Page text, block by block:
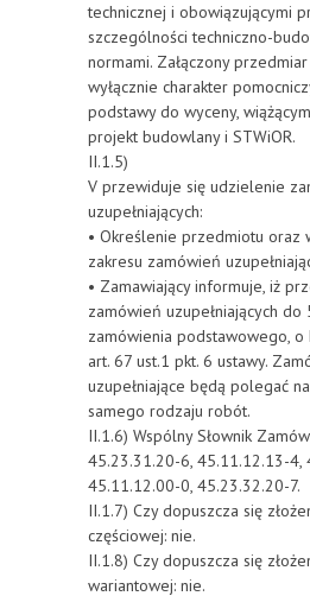
technicznej i obowiązującymi
szczególności techniczno-
normami. Załączony
wyłącznie charakter
podstawy do wyceny,
projekt budowlany i STWiOR.
II.1.5)
V przewiduje się udzielenie
uzupełniających:
• Określenie przedmiotu oraz
zakresu zamówień
• Zamawiający informuje, iż
zamówień uzupełniających do
zamówienia podstawowego,
art. 67 ust.1 pkt. 6 ustawy.
uzupełniające będą polegać
samego rodzaju robót.
II.1.6) Wspólny Słownik
45.23.31.20-6, 45.11.12.13-4,
45.11.12.00-0, 45.23.32.20-7.
II.1.7) Czy dopuszcza się
częściowej: nie.
II.1.8) Czy dopuszcza się
wariantowej: nie.